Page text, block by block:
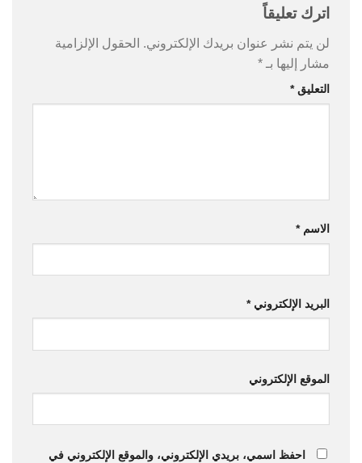
اترك تعليقاً
لن يتم نشر عنوان بريدك الإلكتروني. الحقول الإلزامية
مشار إليها بـ *
التعليق*
الاسم*
البريد الإلكتروني*
الموقع الإلكتروني
احفظ اسمي، بريدي الإلكتروني، والموقع الإلكتروني في